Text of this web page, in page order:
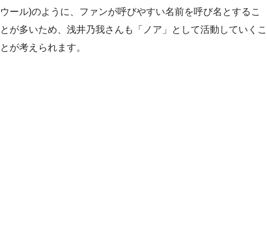
ウール)のように、ファンが呼びやすい名前を呼び名とするこ
とが多いため、浅井乃我さんも「ノア」として活動していくこ
とが考えられます。